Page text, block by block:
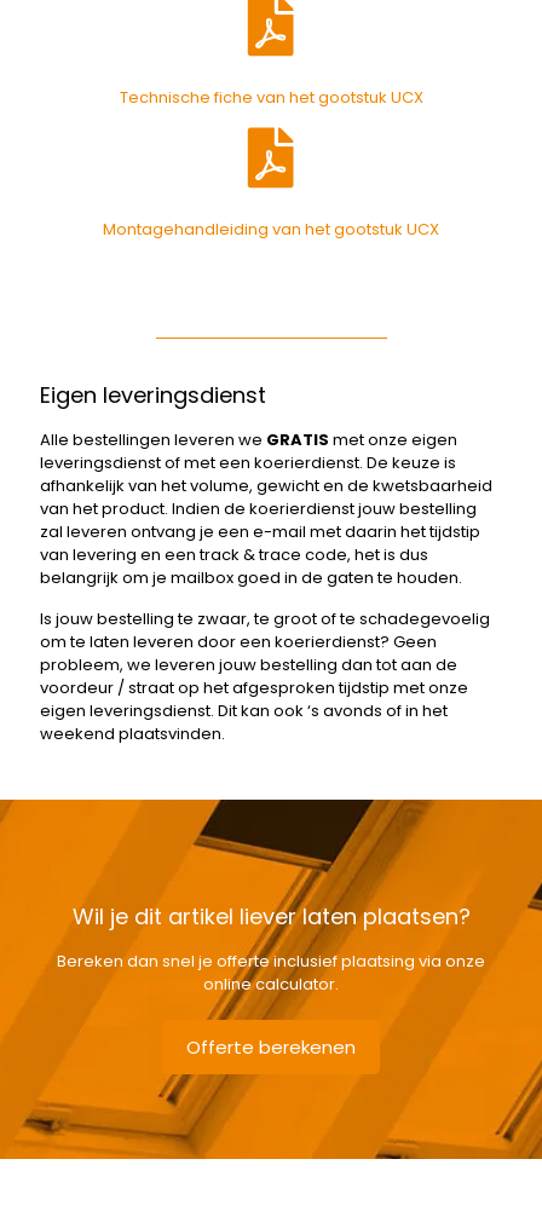
Technische fiche van het gootstuk UCX
Montagehandleiding van het gootstuk UCX
Eigen leveringsdienst
Alle bestellingen leveren we GRATIS met onze eigen
leveringsdienst of met een koerierdienst. De keuze is
afhankelijk van het volume, gewicht en de kwetsbaarheid
van het product. Indien de koerierdienst jouw bestelling
zal leveren ontvang je een e-mail met daarin het tijdstip
van levering en een track & trace code, het is dus
belangrijk om je mailbox goed in de gaten te houden.
Is jouw bestelling te zwaar, te groot of te schadegevoelig
om te laten leveren door een koerierdienst? Geen
probleem, we leveren jouw bestelling dan tot aan de
voordeur / straat op het afgesproken tijdstip met onze
eigen leveringsdienst. Dit kan ook ‘s avonds of in het
weekend plaatsvinden.
Wil je dit artikel liever laten plaatsen?
Bereken dan snel je offerte inclusief plaatsing via onze
online calculator.
Offerte berekenen